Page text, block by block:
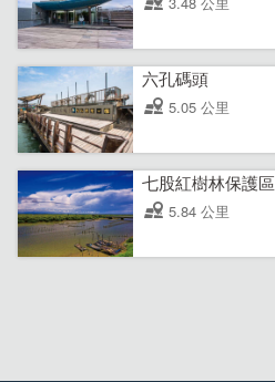
六孔碼頭
5.05 公里
七股紅樹林保護區
5.84 公里